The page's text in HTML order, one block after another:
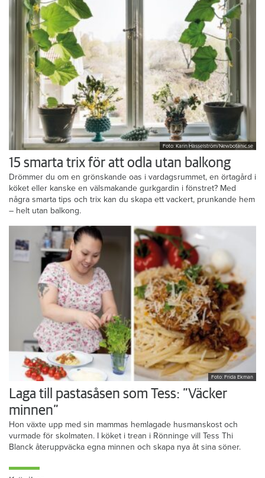
Foto: Karin Hasselström/Newbotanic.se
15 smarta trix för att odla utan balkong
Drömmer du om en grönskande oas i vardagsrummet, en örtagård i
köket eller kanske en välsmakande gurkgardin i fönstret? Med
några smarta tips och trix kan du skapa ett vackert, prunkande hem
– helt utan balkong.
Foto: Frida Ekman
Laga till pastasåsen som Tess: ”Väcker
minnen”
Hon växte upp med sin mammas hemlagade husmanskost och
vurmade för skolmaten. I köket i trean i Rönninge vill Tess Thi
Blanck återuppväcka egna minnen och skapa nya åt sina söner.